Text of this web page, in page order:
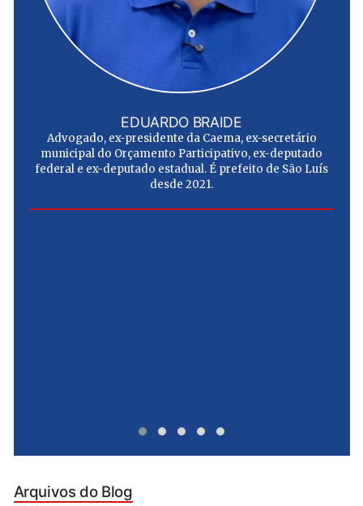
EDUARDO BRAIDE
Advogado, ex-presidente da Caema, ex-secretário
municipal do Orçamento Participativo, ex-deputado
federal e ex-deputado estadual. É prefeito de São Luís
desde 2021.
Arquivos do Blog